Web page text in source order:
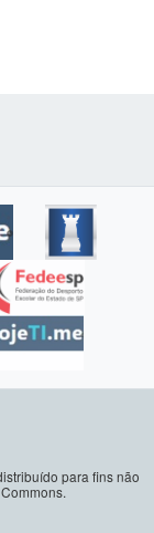
para fins não